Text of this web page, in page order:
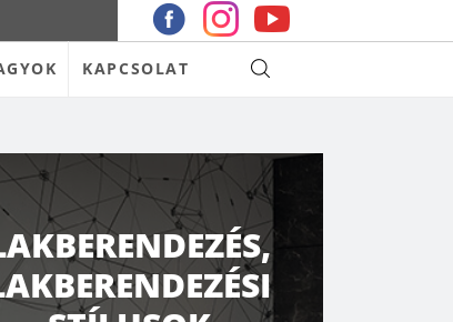
KAPCSOLAT